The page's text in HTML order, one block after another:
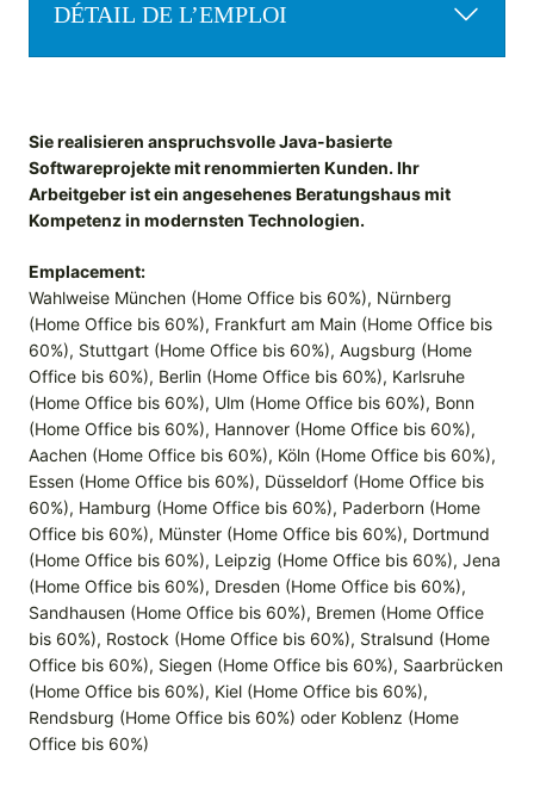
DÉTAIL DE L’EMPLOI
Sie realisieren anspruchsvolle Java-basierte
Softwareprojekte mit renommierten Kunden. Ihr
Arbeitgeber ist ein angesehenes Beratungshaus mit
Kompetenz in modernsten Technologien.
Emplacement:
Wahlweise München (Home Office bis 60%), Nürnberg
(Home Office bis 60%), Frankfurt am Main (Home Office bis
60%), Stuttgart (Home Office bis 60%), Augsburg (Home
Office bis 60%), Berlin (Home Office bis 60%), Karlsruhe
(Home Office bis 60%), Ulm (Home Office bis 60%), Bonn
(Home Office bis 60%), Hannover (Home Office bis 60%),
Aachen (Home Office bis 60%), Köln (Home Office bis 60%),
Essen (Home Office bis 60%), Düsseldorf (Home Office bis
60%), Hamburg (Home Office bis 60%), Paderborn (Home
Office bis 60%), Münster (Home Office bis 60%), Dortmund
(Home Office bis 60%), Leipzig (Home Office bis 60%), Jena
(Home Office bis 60%), Dresden (Home Office bis 60%),
Sandhausen (Home Office bis 60%), Bremen (Home Office
bis 60%), Rostock (Home Office bis 60%), Stralsund (Home
Office bis 60%), Siegen (Home Office bis 60%), Saarbrücken
(Home Office bis 60%), Kiel (Home Office bis 60%),
Rendsburg (Home Office bis 60%) oder Koblenz (Home
Office bis 60%)